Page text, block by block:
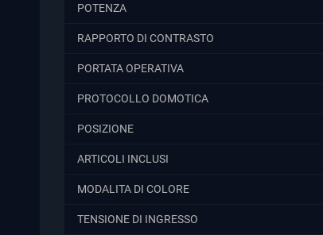
POTENZA
RAPPORTO DI CONTRASTO
PORTATA OPERATIVA
PROTOCOLLO DOMOTICA
POSIZIONE
ARTICOLI INCLUSI
MODALITA DI COLORE
TENSIONE DI INGRESSO